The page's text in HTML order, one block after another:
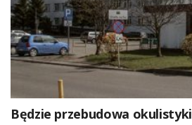
Będzie przebudowa okulistyki